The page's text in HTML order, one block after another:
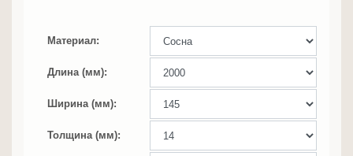
Материал
Длина (мм)
Ширина (мм)
Толщина (мм)